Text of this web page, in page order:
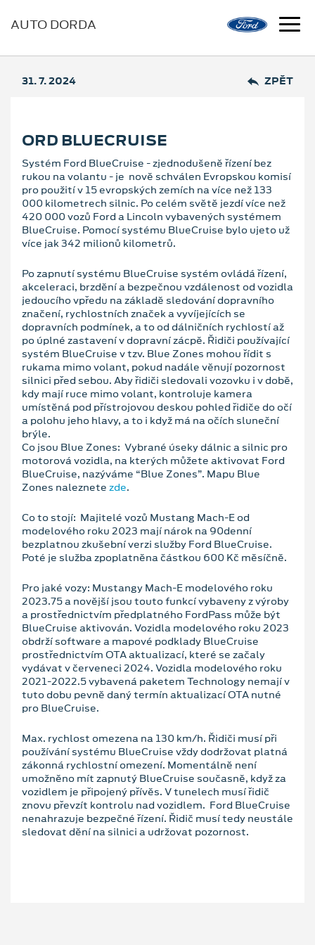
AUTO DORDA
31. 7. 2024 ZPĚT
ORD BLUECRUISE
Systém Ford BlueCruise - zjednodušeně řízení bez
rukou na volantu - je nově schválen Evropskou komisí
pro použití v 15 evropských zemích na více než 133
000 kilometrech silnic. Po celém světě jezdí více než
420 000 vozů Ford a Lincoln vybavených systémem
BlueCruise. Pomocí systému BlueCruise bylo ujeto už
více jak 342 milionů kilometrů.
Po zapnutí systému BlueCruise systém ovládá řízení,
akceleraci, brzdění a bezpečnou vzdálenost od vozidla
jedoucího vpředu na základě sledování dopravního
značení, rychlostních značek a vyvíjejících se
dopravních podmínek, a to od dálničních rychlostí až
po úplné zastavení v dopravní zácpě. Řidiči používající
systém BlueCruise v tzv. Blue Zones mohou řídit s
rukama mimo volant, pokud nadále věnují pozornost
silnici před sebou. Aby řidiči sledovali vozovku i v době,
kdy mají ruce mimo volant, kontroluje kamera
umístěná pod přístrojovou deskou pohled řidiče do očí
a polohu jeho hlavy, a to i když má na očích sluneční
brýle.
Co jsou Blue Zones: Vybrané úseky dálnic a silnic pro
motorová vozidla, na kterých můžete aktivovat Ford
BlueCruise, nazýváme “Blue Zones”. Mapu Blue
Zones naleznete zde.
Co to stojí: Majitelé vozů Mustang Mach-E od
modelového roku 2023 mají nárok na 90denní
bezplatnou zkušební verzi služby Ford BlueCruise.
Poté je služba zpoplatněna částkou 600 Kč měsíčně.
Pro jaké vozy: Mustangy Mach-E modelového roku
2023.75 a novější jsou touto funkcí vybaveny z výroby
a prostřednictvím předplatného FordPass může být
BlueCruise aktivován. Vozidla modelového roku 2023
obdrží software a mapové podklady BlueCruise
prostřednictvím OTA aktualizací, které se začaly
vydávat v červeneci 2024. Vozidla modelového roku
2021-2022.5 vybavená paketem Technology nemají v
tuto dobu pevně daný termín aktualizací OTA nutné
pro BlueCruise.
Max. rychlost omezena na 130 km/h. Řidiči musí při
používání systému BlueCruise vždy dodržovat platná
zákonná rychlostní omezení. Momentálně není
umožněno mít zapnutý BlueCruise současně, když za
vozidlem je připojený přívěs. V tunelech musí řidič
znovu převzít kontrolu nad vozidlem. Ford BlueCruise
nenahrazuje bezpečné řízení. Řidič musí tedy neustále
sledovat dění na silnici a udržovat pozornost.